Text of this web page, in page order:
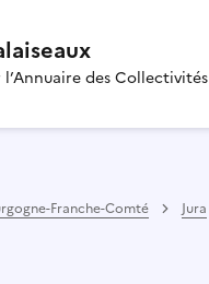
l’Annuaire des Collectivités
Franche-Comté Jura